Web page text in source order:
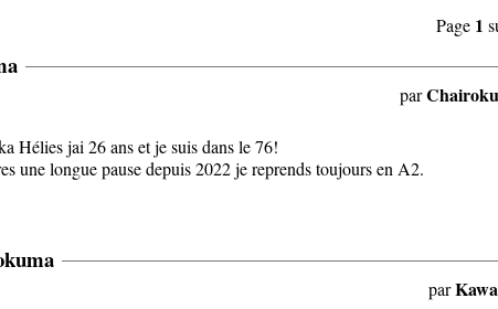
Page 1
par
Hélies jai 26 ans et je suis dans le 76!
une longue pause depuis 2022 je reprends toujours en A2.
par